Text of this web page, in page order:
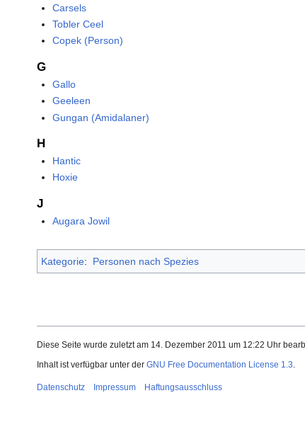
Carsels
Tobler Ceel
Copek (Person)
G
Gallo
Geeleen
Gungan (Amidalaner)
H
Hantic
Hoxie
J
Augara Jowil
Kategorie: Personen nach Spezies
Diese Seite wurde zuletzt am 14. Dezember 2011 um 12:22 Uhr
Inhalt ist verfügbar unter der GNU Free Documentation License 1.3
Datenschutz Impressum Haftungsausschluss